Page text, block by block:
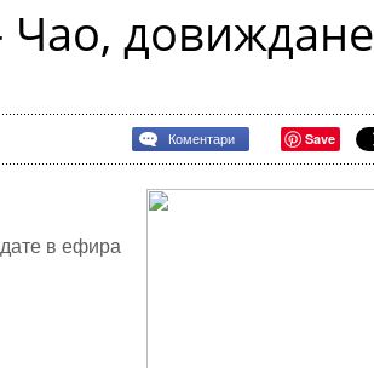
довиждане
Коментари Save
в ефира